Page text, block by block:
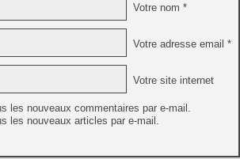
Votre nom *
Votre adresse email *
Votre site internet
les nouveaux commentaires par e-mail.
les nouveaux articles par e-mail.